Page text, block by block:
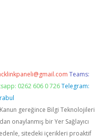
Teams:
0262 606 0 726 Telegram:
Kanun gereğince Bilgi Teknolojileri
onaylanmış bir Yer Sağlayıcı
sitedeki içerikleri proaktif